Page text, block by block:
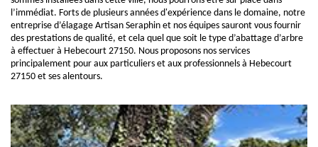
l’immédiat. Forts de plusieurs années d'expérience dans le domaine, notre
entreprise d’élagage Artisan Seraphin et nos équipes sauront vous fournir
des prestations de qualité, et cela quel que soit le type d’abattage d’arbre
à effectuer à Hebecourt 27150. Nous proposons nos services
principalement pour aux particuliers et aux professionnels à Hebecourt
27150 et ses alentours.